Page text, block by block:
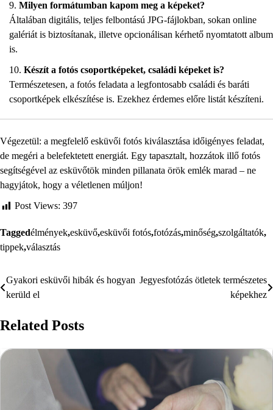
Milyen formátumban kapom meg a képeket?
Általában digitális, teljes felbontású JPG-fájlokban, sokan online
galériát is biztosítanak, illetve opcionálisan kérhető nyomtatott album
is.
Készít a fotós csoportképeket, családi képeket is?
Természetesen, a fotós feladata a legfontosabb családi és baráti
csoportképek elkészítése is. Ezekhez érdemes előre listát készíteni.
Végezetül: a megfelelő esküvői fotós kiválasztása időigényes feladat,
de megéri a belefektetett energiát. Egy tapasztalt, hozzátok illő fotós
segítségével az esküvőtök minden pillanata örök emlék marad – ne
hagyjátok, hogy a véletlenen múljon!
Post Views: 397
Taggedélmények,esküvő,esküvői fotós,fotózás,minőség,szolgáltatók,
tippek,választás
Bejegyzés
Gyakori esküvői hibák és hogyan
kerüld el
Jegyesfotózás ötletek természetes
képekhez
Related Posts